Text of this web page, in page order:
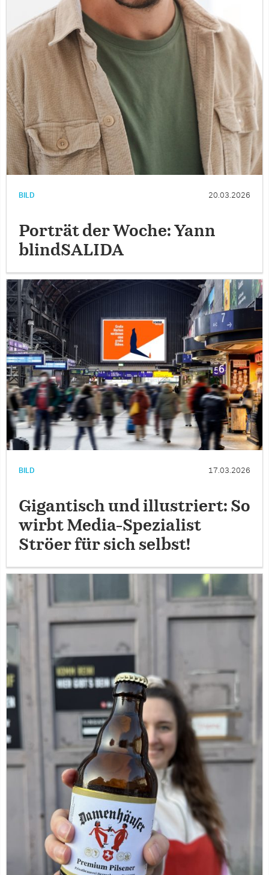
BILD 20.03.2026
Porträt der Woche: Yann
blindSALIDA
BILD 17.03.2026
Gigantisch und illustriert: So
wirbt Media-Spezialist
Ströer für sich selbst!